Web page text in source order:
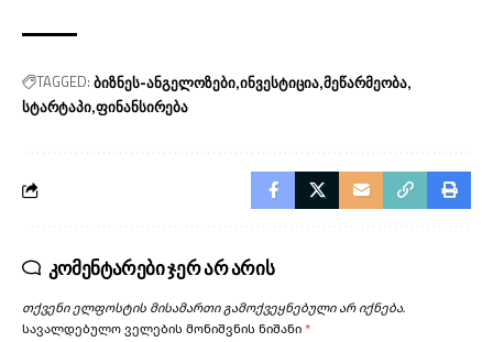
TAGGED: ბიზნეს-ანგელოზები ინვესტიცია მეწარმეობა
სტარტაპი ფინანსირება
კომენტარები ჯერ არ არის
თქვენი ელფოსტის მისამართი გამოქვეყნებული არ იქნება.
სავალდებულო ველების მონიშვნის ნიშანი *